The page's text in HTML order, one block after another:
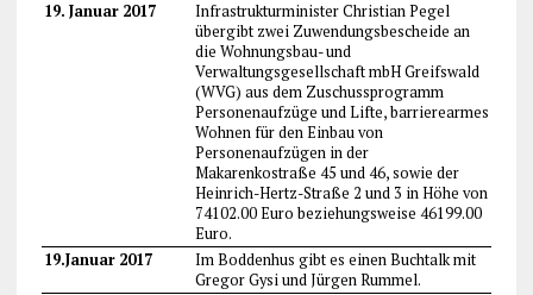
19. Januar 2017
Infrastrukturminister Christian Pegel
übergibt zwei Zuwendungsbescheide an
die Wohnungsbau- und
Verwaltungsgesellschaft mbH Greifswald
(WVG) aus dem Zuschussprogramm
Personenaufzüge und Lifte, barrierearmes
Wohnen für den Einbau von
Personenaufzügen in der
Makarenkostraße 45 und 46, sowie der
Heinrich-Hertz-Straße 2 und 3 in Höhe von
74102.00 Euro beziehungsweise 46199.00
Euro.
19.Januar 2017
Im Boddenhus gibt es einen Buchtalk mit
Gregor Gysi und Jürgen Rummel.